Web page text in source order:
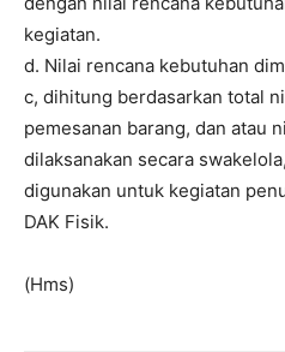
kegiatan.
d. Nilai rencana kebutuhan
c, dihitung berdasarkan total
pemesanan barang, dan atau
dilaksanakan secara
digunakan untuk kegiatan
DAK Fisik.
(Hms)